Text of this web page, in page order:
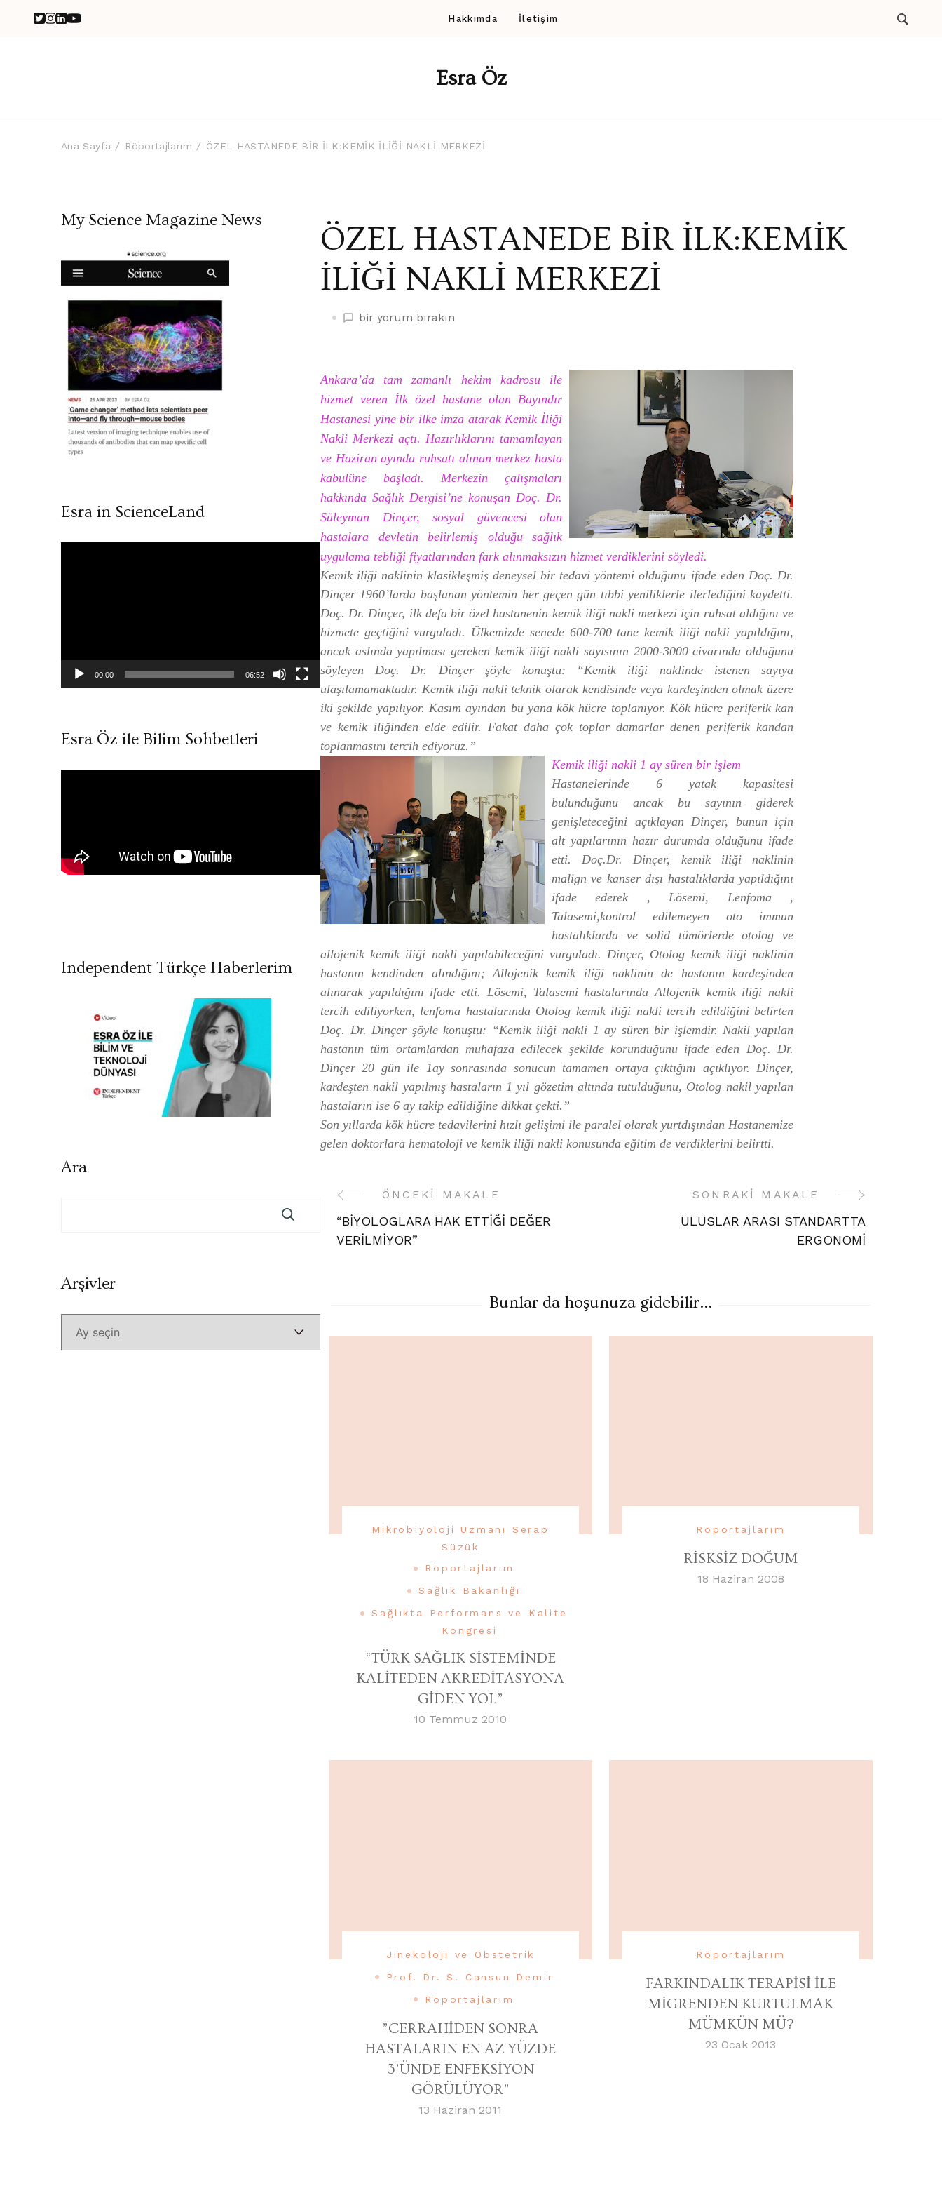
Hakkımda İletişim
Esra Öz
Ana Sayfa Röportajlarım ÖZEL HASTANEDE BİR İLK:KEMİK İLİĞİ NAKLİ MERKEZİ
ÖZEL HASTANEDE BİR İLK:KEMİK
İLİĞİ NAKLİ MERKEZİ
ÖZEL
İLİĞİ
NAKLİ
MERKEZİ
üzerine
bir yorum bırakın
Ankara’da tam zamanlı hekim kadrosu ile
hizmet veren İlk özel hastane olan Bayındır
Hastanesi yine bir ilke imza atarak Kemik İliği
Nakli Merkezi açtı. Hazırlıklarını tamamlayan
ve Haziran ayında ruhsatı alınan merkez hasta
kabulüne başladı. Merkezin çalışmaları
hakkında Sağlık Dergisi’ne konuşan Doç. Dr.
Süleyman Dinçer, sosyal güvencesi olan
hastalara devletin belirlemiş olduğu sağlık
uygulama tebliği fiyatlarından fark alınmaksızın hizmet verdiklerini söyledi.
Kemik iliği naklinin klasikleşmiş deneysel bir tedavi yöntemi olduğunu ifade eden Doç. Dr.
Dinçer 1960’larda başlanan yöntemin her geçen gün tıbbi yeniliklerle ilerlediğini kaydetti.
Doç. Dr. Dinçer, ilk defa bir özel hastanenin kemik iliği nakli merkezi için ruhsat aldığını ve
hizmete geçtiğini vurguladı. Ülkemizde senede 600-700 tane kemik iliği nakli yapıldığını,
ancak aslında yapılması gereken kemik iliği nakli sayısının 2000-3000 civarında olduğunu
söyleyen Doç. Dr. Dinçer şöyle konuştu: “Kemik iliği naklinde istenen sayıya
ulaşılamamaktadır. Kemik iliği nakli teknik olarak kendisinde veya kardeşinden olmak üzere
iki şekilde yapılıyor. Kasım ayından bu yana kök hücre toplanıyor. Kök hücre periferik kan
ve kemik iliğinden elde edilir. Fakat daha çok toplar damarlar denen periferik kandan
toplanmasını tercih ediyoruz.”
Kemik iliği nakli 1 ay süren bir işlem
Hastanelerinde 6 yatak kapasitesi
bulunduğunu ancak bu sayının giderek
genişleteceğini açıklayan Dinçer, bunun için
alt yapılarının hazır durumda olduğunu ifade
etti. Doç.Dr. Dinçer, kemik iliği naklinin
malign ve kanser dışı hastalıklarda yapıldığını
ifade ederek , Lösemi, Lenfoma ,
Talasemi,kontrol edilemeyen oto immun
hastalıklarda ve solid tümörlerde otolog ve
allojenik kemik iliği nakli yapılabileceğini vurguladı. Dinçer, Otolog kemik iliği naklinin
hastanın kendinden alındığını; Allojenik kemik iliği naklinin de hastanın kardeşinden
alınarak yapıldığını ifade etti. Lösemi, Talasemi hastalarında Allojenik kemik iliği nakli
tercih ediliyorken, lenfoma hastalarında Otolog kemik iliği nakli tercih edildiğini belirten
Doç. Dr. Dinçer şöyle konuştu: “Kemik iliği nakli 1 ay süren bir işlemdir. Nakil yapılan
hastanın tüm ortamlardan muhafaza edilecek şekilde korunduğunu ifade eden Doç. Dr.
Dinçer 20 gün ile 1ay sonrasında sonucun tamamen ortaya çıktığını açıklıyor. Dinçer,
kardeşten nakil yapılmış hastaların 1 yıl gözetim altında tutulduğunu, Otolog nakil yapılan
hastaların ise 6 ay takip edildiğine dikkat çekti.”
Son yıllarda kök hücre tedavilerini hızlı gelişimi ile paralel olarak yurtdışından Hastanemize
gelen doktorlara hematoloji ve kemik iliği nakli konusunda eğitim de verdiklerini belirtti.
Yazı
Gezinme
ÖNCEKI MAKALE
“BİYOLOGLARA HAK ETTİĞİ DEĞER
VERİLMİYOR”
SONRAKI MAKALE
ULUSLAR ARASI STANDARTTA
ERGONOMİ
Bunlar da hoşunuza gidebilir...
Mikrobiyoloji Uzmanı Serap
Süzük
Röportajlarım
Sağlık Bakanlığı
Sağlıkta Performans ve Kalite
Kongresi
“TÜRK SAĞLIK SİSTEMİNDE
KALİTEDEN AKREDİTASYONA
GİDEN YOL”
10 Temmuz 2010
Röportajlarım
RİSKSİZ DOĞUM
18 Haziran 2008
Jinekoloji ve Obstetrik
Prof. Dr. S. Cansun Demir
Röportajlarım
”CERRAHİDEN SONRA
HASTALARIN EN AZ YÜZDE
3’ÜNDE ENFEKSİYON
GÖRÜLÜYOR”
13 Haziran 2011
Röportajlarım
FARKINDALIK TERAPİSİ İLE
MİGRENDEN KURTULMAK
MÜMKÜN MÜ?
23 Ocak 2013
My Science Magazine News
Esra in ScienceLand
00:00 06:52
Esra Öz ile Bilim Sohbetleri
Independent Türkçe Haberlerim
Ara
ArşivlerArşivler